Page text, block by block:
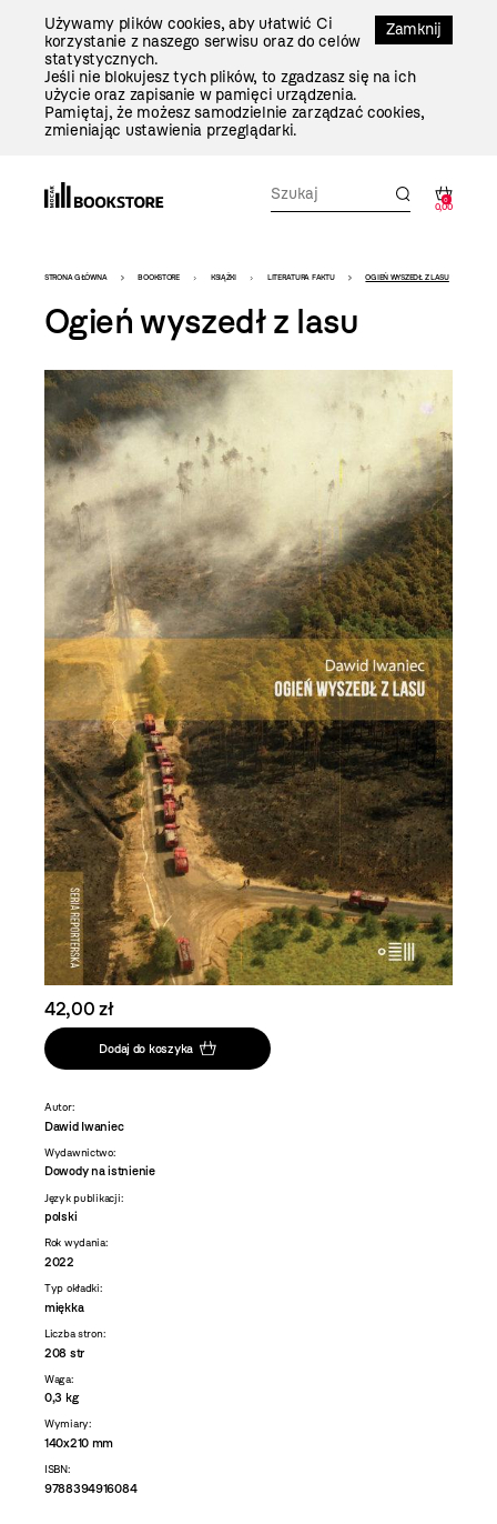
Zamknij
Używamy plików cookies, aby ułatwić Ci
korzystanie z naszego serwisu oraz do celów
statystycznych.
Jeśli nie blokujesz tych plików, to zgadzasz się na ich
użycie oraz zapisanie w pamięci urządzenia.
Pamiętaj, że możesz samodzielnie zarządzać cookies,
zmieniając ustawienia przeglądarki.
0
0,00
Bookstore
-
szablon
szczegóły
STRONA GŁÓWNA BOOKSTORE KSIĄŻKI LITERATURA FAKTU OGIEŃ WYSZEDŁ Z LASU
Ogień wyszedł z lasu
42,00 zł
Dodaj do koszyka
Autor:
Dawid Iwaniec
Wydawnictwo:
Dowody na istnienie
Język publikacji:
polski
Rok wydania:
2022
Typ okładki:
miękka
Liczba stron:
208 str
Waga:
0,3 kg
Wymiary:
140x210 mm
ISBN:
9788394916084